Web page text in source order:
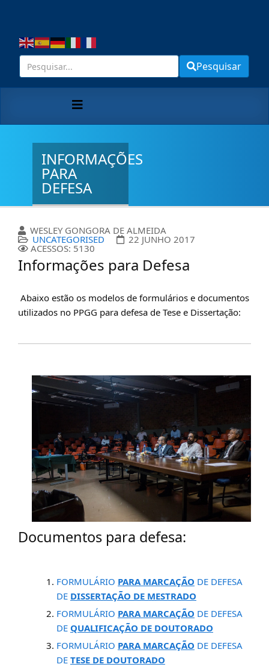
Pesquisar
INFORMAÇÕES
PARA
DEFESA
WESLEY GONGORA DE ALMEIDA
UNCATEGORISED 22 JUNHO 2017
ACESSOS: 5130
Informações para Defesa
Abaixo estão os modelos de formulários e documentos
utilizados no PPGG para defesa de Tese e Dissertação:
Documentos para defesa:
FORMULÁRIO PARA MARCAÇÃO DE DEFESA
DE DISSERTAÇÃO DE MESTRADO
FORMULÁRIO PARA MARCAÇÃO DE DEFESA
DE QUALIFICAÇÃO DE DOUTORADO
FORMULÁRIO PARA MARCAÇÃO DE DEFESA
DE TESE DE DOUTORADO